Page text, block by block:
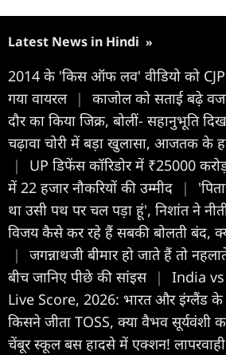
Latest News in Hindi »
2014 के 'किस ऑफ लव' वीडियो को CJP
गया वायरल |
काजोल को सताई बढ़े
दौर का किया जिक्र, बोलीं- सहानुभूति
चढ़ावा चोरी में बड़ा खुलासा, आजतक के
|
UP डिफेंस कॉरिडोर में ₹25000
में 22 हजार नौकरियों की उम्मीद
|
था उसी पथ पर चल पड़ा हूं', निशांत ने
विजय कैसे कर रहे हैं सबकी बोलती बंद,
|
जगन्नाथजी बीमार हो जाते हैं तो
बीच जानिए पीछे की सांइस |
India
Live Score, 2026: भारत और इंग्लैंड
किसने जीता TOSS, क्या वैभव सूर्यवंशी
चेंबूर स्कूल बस हादसे में एक्शन!